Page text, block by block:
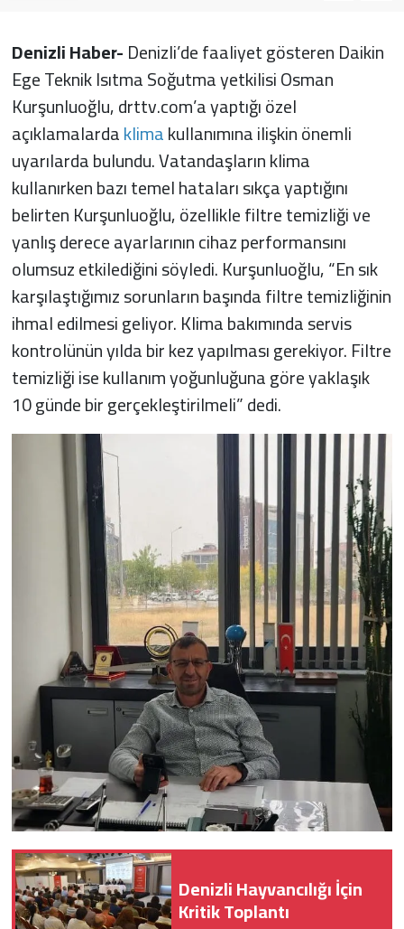
Denizli Haber-Denizli’de faaliyet gösteren Daikin
Ege Teknik Isıtma Soğutma yetkilisi Osman
Kurşunluoğlu, drttv.com’a yaptığı özel
açıklamalardaklimakullanımına ilişkin önemli
uyarılarda bulundu. Vatandaşların klima
kullanırken bazı temel hataları sıkça yaptığını
belirten Kurşunluoğlu, özellikle filtre temizliği ve
yanlış derece ayarlarının cihaz performansını
olumsuz etkilediğini söyledi. Kurşunluoğlu, “En sık
karşılaştığımız sorunların başında filtre temizliğinin
ihmal edilmesi geliyor. Klima bakımında servis
kontrolünün yılda bir kez yapılması gerekiyor. Filtre
temizliği ise kullanım yoğunluğuna göre yaklaşık
10 günde bir gerçekleştirilmeli” dedi.
Denizli Hayvancılığı İçin
Kritik Toplantı